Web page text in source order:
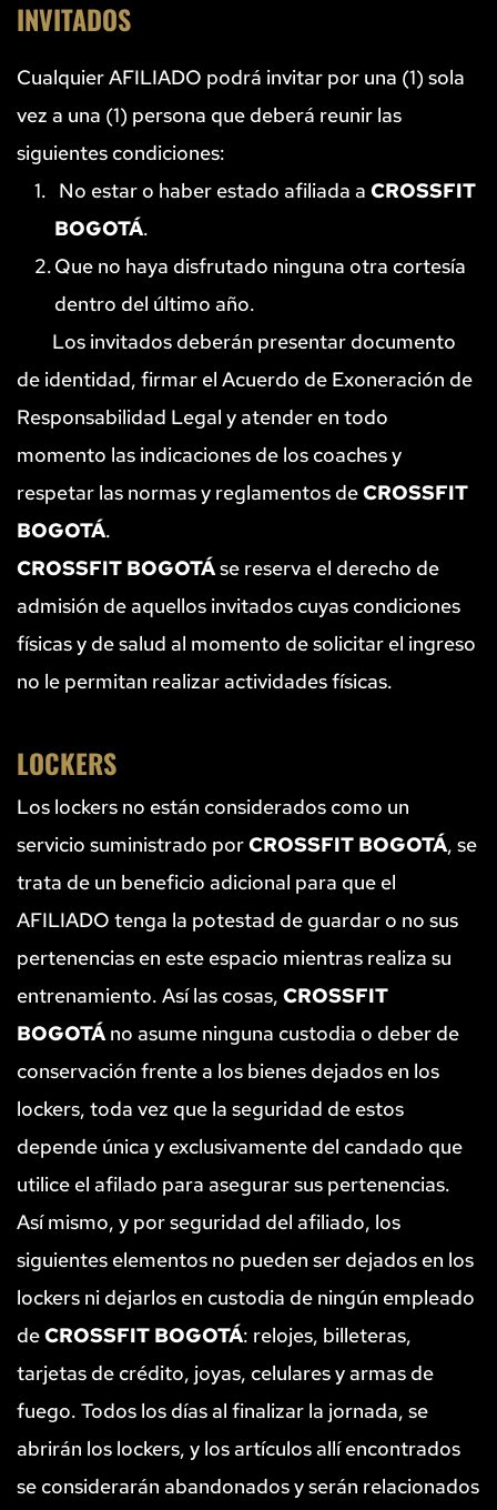
INVITADOS
Cualquier AFILIADO podrá invitar por una (1) sola
vez a una (1) persona que deberá reunir las
siguientes condiciones:
No estar o haber estado afiliada a CROSSFIT
BOGOTÁ.
Que no haya disfrutado ninguna otra cortesía
dentro del último año.
Los invitados deberán presentar documento
de identidad, firmar el Acuerdo de Exoneración de
Responsabilidad Legal y atender en todo
momento las indicaciones de los coaches y
respetar las normas y reglamentos de CROSSFIT
BOGOTÁ.
CROSSFIT BOGOTÁ se reserva el derecho de
admisión de aquellos invitados cuyas condiciones
físicas y de salud al momento de solicitar el ingreso
no le permitan realizar actividades físicas.
LOCKERS
Los lockers no están considerados como un
servicio suministrado por CROSSFIT BOGOTÁ, se
trata de un beneficio adicional para que el
AFILIADO tenga la potestad de guardar o no sus
pertenencias en este espacio mientras realiza su
entrenamiento. Así las cosas, CROSSFIT
BOGOTÁ no asume ninguna custodia o deber de
conservación frente a los bienes dejados en los
lockers, toda vez que la seguridad de estos
depende única y exclusivamente del candado que
utilice el afilado para asegurar sus pertenencias.
Así mismo, y por seguridad del afiliado, los
siguientes elementos no pueden ser dejados en los
lockers ni dejarlos en custodia de ningún empleado
de CROSSFIT BOGOTÁ: relojes, billeteras,
tarjetas de crédito, joyas, celulares y armas de
fuego. Todos los días al finalizar la jornada, se
abrirán los lockers, y los artículos allí encontrados
se considerarán abandonados y serán relacionados